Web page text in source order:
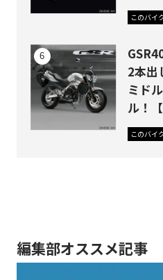
このバイ
2本出
ミド
ル！
このバイ
編集部オススメ記事